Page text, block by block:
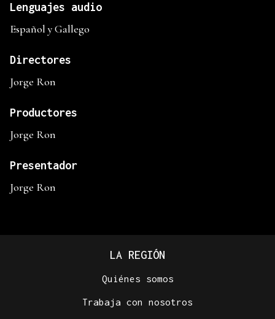
Lenguajes audio
Español y Gallego
Directores
Jorge Ron
Productores
Jorge Ron
Presentador
Jorge Ron
LA REGIÓN
Quiénes somos
Trabaja con nosotros